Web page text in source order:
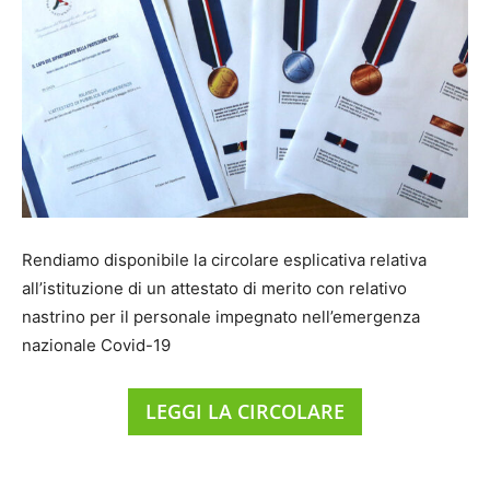
Rendiamo disponibile la circolare esplicativa relativa
all’istituzione di un attestato di merito con relativo
nastrino per il personale impegnato nell’emergenza
nazionale Covid-19
LEGGI LA CIRCOLARE